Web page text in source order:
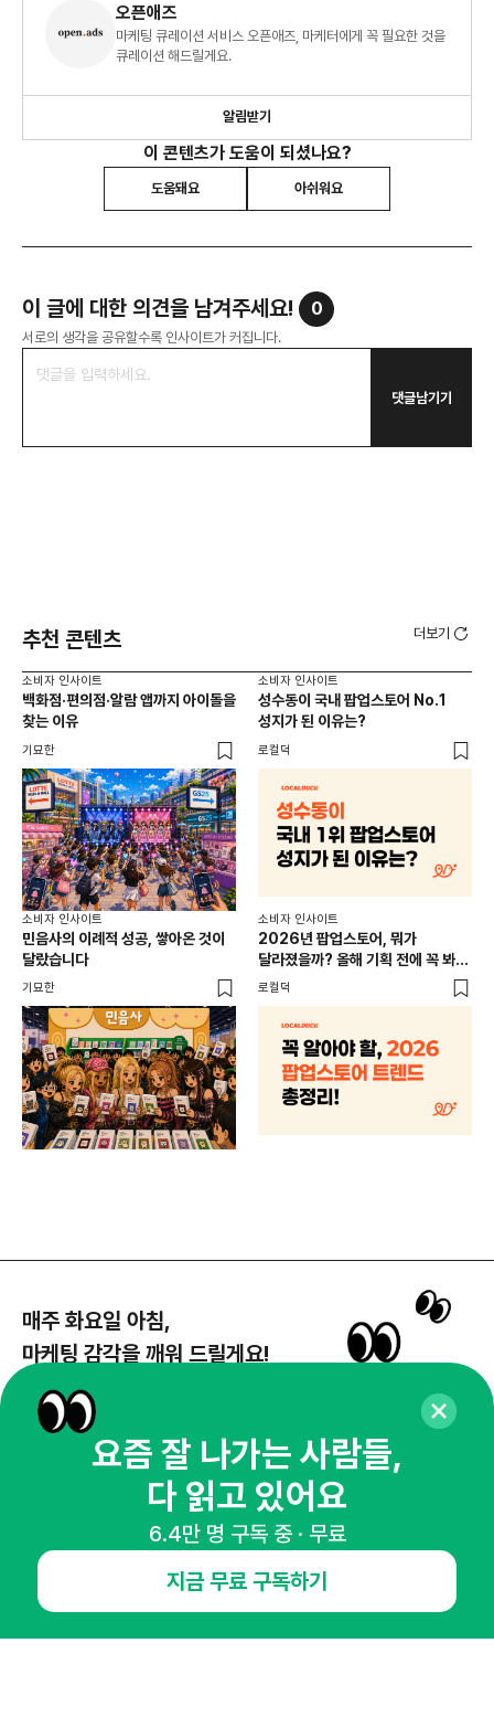
오픈애즈
마케팅 큐레이션 서비스 오픈애즈, 마케터에게 꼭 필요한 것을
큐레이션 해드릴게요.
알림받기
이 콘텐츠가 도움이 되셨나요?
도움돼요 아쉬워요
이 글에 대한 의견을 남겨주세요! 0
서로의 생각을 공유할수록 인사이트가 커집니다.
댓글남기기
추천 콘텐츠 더보기
소비자 인사이트
백화점·편의점·알람 앱까지 아이돌을
찾는 이유
기묘한
소비자 인사이트
성수동이 국내 팝업스토어 No.1
성지가 된 이유는?
로컬덕
소비자 인사이트
민음사의 이례적 성공, 쌓아온 것이
달랐습니다
기묘한
소비자 인사이트
2026년 팝업스토어, 뭐가
달라졌을까? 올해 기획 전에 꼭 봐야
할 트렌드 4가지
로컬덕
매주 화요일 아침,
마케팅 감각을 깨워 드릴게요!
뉴스레터 구독하기
오픈애즈란
요즘 잘 나가는 사람들,
다 읽고 있어요
6.4만 명 구독 중 · 무료
지금 무료 구독하기